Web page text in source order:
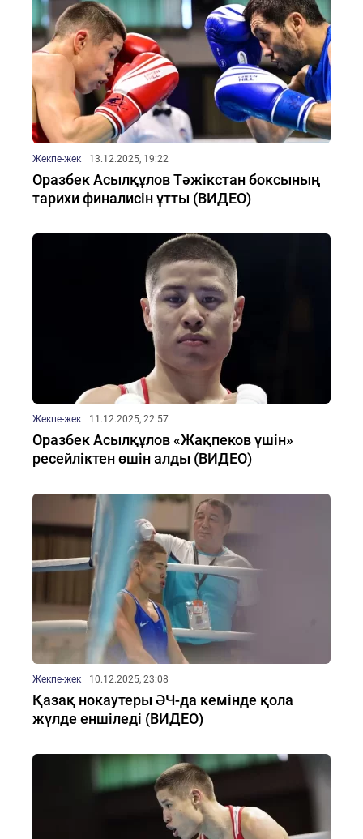
Жекпе-жек 13.12.2025, 19:22
Оразбек Асылқұлов Тәжікстан боксының
тарихи финалисін ұтты (ВИДЕО)
Жекпе-жек 11.12.2025, 22:57
Оразбек Асылқұлов «Жақпеков үшін»
ресейліктен өшін алды (ВИДЕО)
Жекпе-жек 10.12.2025, 23:08
Қазақ нокаутеры ӘЧ-да кемінде қола
жүлде еншіледі (ВИДЕО)